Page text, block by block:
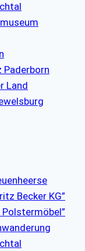
Paderborn
Land
Becker KG”
Polstermöbel”